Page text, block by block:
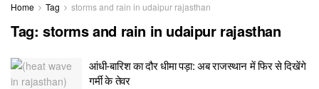
Home Tag storms and rain in udaipur rajasthan
Tag: storms and rain in udaipur rajasthan
आंधी-बारिश का दौर धीमा पड़ा: अब राजस्थान में फिर से दिखेंगे
गर्मी के तेवर